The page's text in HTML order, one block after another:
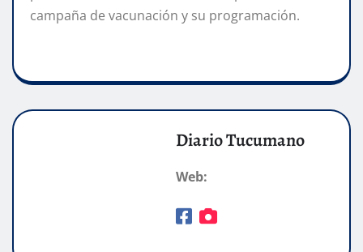
campaña de vacunación y su programación.
Diario Tucumano
Web: